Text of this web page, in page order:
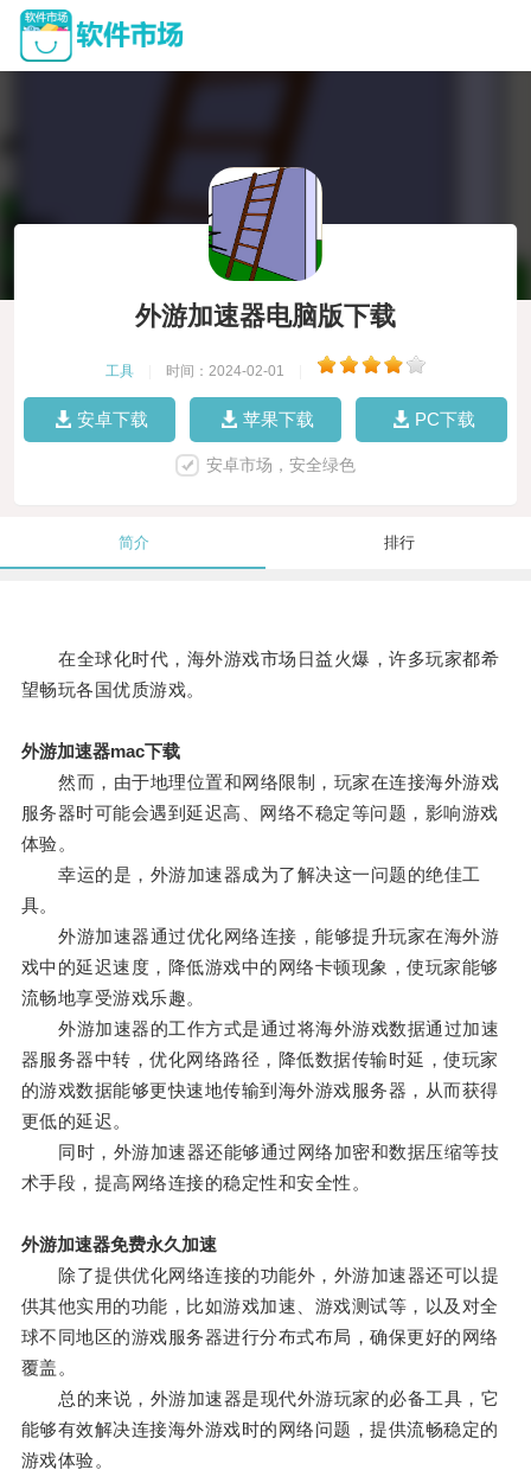
外游加速器电脑版下载
工具 时间：2024-02-01
安卓下载 苹果下载 PC下载
安卓市场，安全绿色
简介 排行
在全球化时代，海外游戏市场日益火爆，许多玩家都希
望畅玩各国优质游戏。
外游加速器mac下载
然而，由于地理位置和网络限制，玩家在连接海外游戏
服务器时可能会遇到延迟高、网络不稳定等问题，影响游戏
体验。
幸运的是，外游加速器成为了解决这一问题的绝佳工
具。
外游加速器通过优化网络连接，能够提升玩家在海外游
戏中的延迟速度，降低游戏中的网络卡顿现象，使玩家能够
流畅地享受游戏乐趣。
外游加速器的工作方式是通过将海外游戏数据通过加速
器服务器中转，优化网络路径，降低数据传输时延，使玩家
的游戏数据能够更快速地传输到海外游戏服务器，从而获得
更低的延迟。
同时，外游加速器还能够通过网络加密和数据压缩等技
术手段，提高网络连接的稳定性和安全性。
外游加速器免费永久加速
除了提供优化网络连接的功能外，外游加速器还可以提
供其他实用的功能，比如游戏加速、游戏测试等，以及对全
球不同地区的游戏服务器进行分布式布局，确保更好的网络
覆盖。
总的来说，外游加速器是现代外游玩家的必备工具，它
能够有效解决连接海外游戏时的网络问题，提供流畅稳定的
游戏体验。